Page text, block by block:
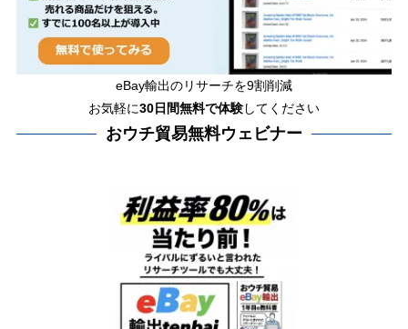
eBay輸出のリサーチを9割削減
お気軽に30日間無料で体験してください
おウチ貿易無料ウェビナー